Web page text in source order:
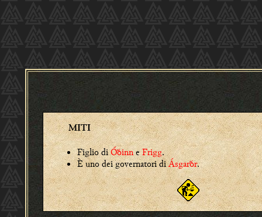
MITI
Figlio diÓðinneFrigg.
È uno dei governatori diÁsgarðr.